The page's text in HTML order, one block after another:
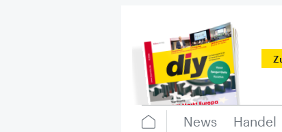
News Handel